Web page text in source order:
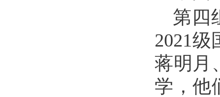
第四
2021
蒋明月
学，他